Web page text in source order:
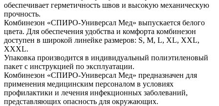
обеспечивает герметичность швов и высокую механическую
прочность.
Комбинезон «СПИРО-Универсал Мед» выпускается белого
цвета. Для обеспечения удобства и комфорта комбинезон
доступен в широкой линейке размеров: S, М, L, XL, XXL,
XXXL.
Упаковка производится в индивидуальный полиэтиленовый
пакет с инструкцией по эксплуатации.
Комбинезон «СПИРО-Универсал Мед» предназначен для
применения медицинским персоналом в условиях
профилактики и лечения инфекционных заболеваний,
представляющих опасность для окружающих.